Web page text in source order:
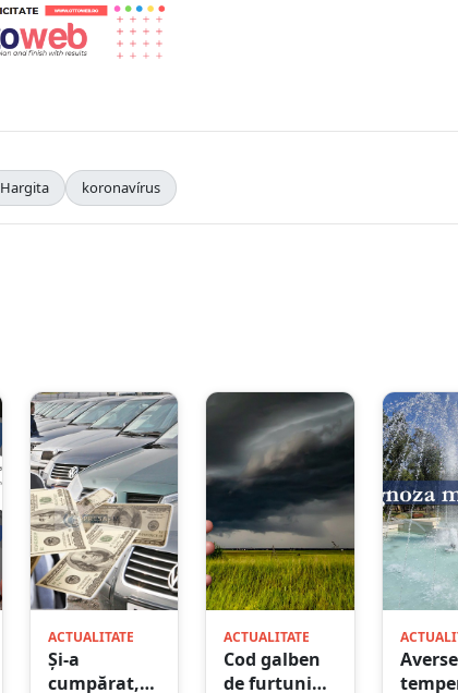
Hargita koronavírus
ACTUALITATE
Și-a
cumpărat,
ACTUALITATE
Cod galben
de furtuni